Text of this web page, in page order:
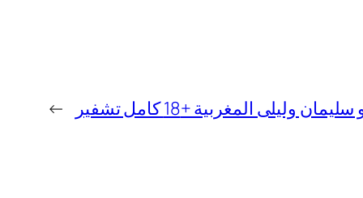
وليلى المغربية +18 كامل تشفير →